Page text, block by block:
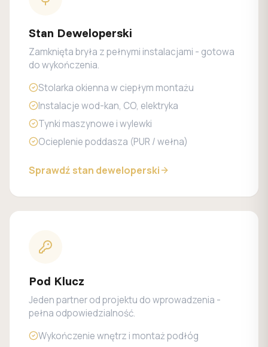
Stan Deweloperski
Zamknięta bryła z pełnymi instalacjami - gotowa
do wykończenia.
Stolarka okienna w ciepłym montażu
Instalacje wod-kan, CO, elektryka
Tynki maszynowe i wylewki
Ocieplenie poddasza (PUR / wełna)
Sprawdź stan deweloperski
Pod Klucz
Jeden partner od projektu do wprowadzenia -
pełna odpowiedzialność.
Wykończenie wnętrz i montaż podłóg